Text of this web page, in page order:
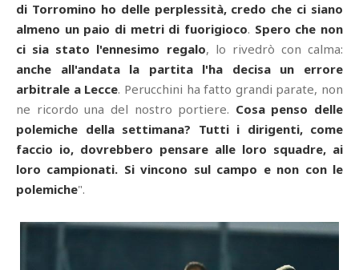
di Torromino ho delle perplessità, credo che ci siano
almeno un paio di metri di fuorigioco. Spero che non
ci sia stato l'ennesimo regalo, lo rivedrò con calma:
anche all'andata la partita l'ha decisa un errore
arbitrale a Lecce. Perucchini ha fatto grandi parate, non
ne ricordo una del nostro portiere. Cosa penso delle
polemiche della settimana? Tutti i dirigenti, come
faccio io, dovrebbero pensare alle loro squadre, ai
loro campionati. Si vincono sul campo e non con le
polemiche".